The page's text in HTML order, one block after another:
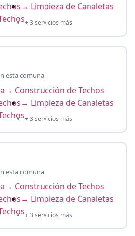
→ Limpieza de Canaletas
+ 3 servicios más
esta comuna.
→ Construcción de Techos
→ Limpieza de Canaletas
+ 3 servicios más
esta comuna.
→ Construcción de Techos
→ Limpieza de Canaletas
+ 3 servicios más